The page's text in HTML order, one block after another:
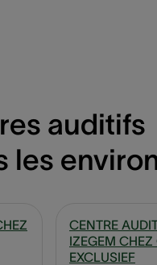
auditifs
les
CENTRE
IZEGEM CHEZ
EXCLUSIEF